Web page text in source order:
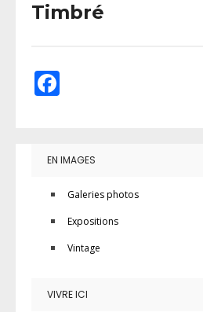
Timbré
EN IMAGES
Galeries photos
Expositions
Vintage
VIVRE ICI